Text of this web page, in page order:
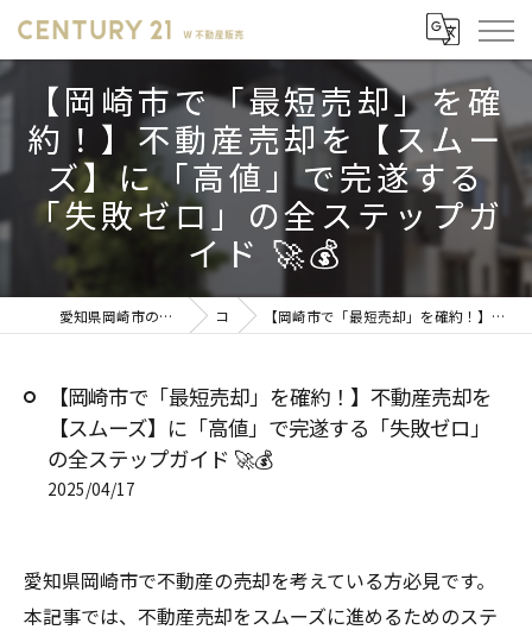
【岡崎市で「最短売却」を確
約！】不動産売却を【スムー
ズ】に「高値」で完遂する
「失敗ゼロ」の全ステップガ
イド 🚀💰
愛知県岡崎市の不動産売却ならセンチュリー21 W不動産販売 コラム 【岡崎市で「最短売却」を確約！】不動産売却を【スムーズ】に「高値」で完遂する「失敗ゼロ」の全ステップガイド 🚀💰
【岡崎市で「最短売却」を確約！】不動産売却を
【スムーズ】に「高値」で完遂する「失敗ゼロ」
の全ステップガイド 🚀💰
2025/04/17
愛知県岡崎市で不動産の売却を考えている方必見です。
本記事では、不動産売却をスムーズに進めるためのステ